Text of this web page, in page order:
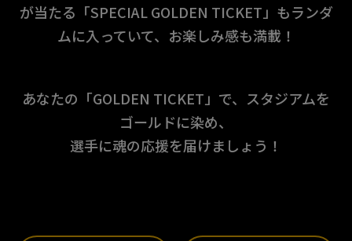
が当たる「SPECIAL GOLDEN TICKET」もランダ
ムに入っていて、お楽しみ感も満載！
あなたの「GOLDEN TICKET」で、スタジアムを
ゴールドに染め、
選手に魂の応援を届けましょう！